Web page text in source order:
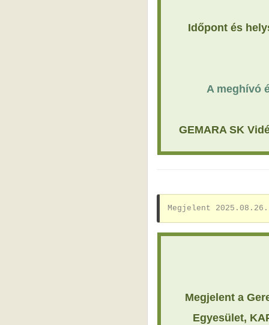
Időpont és
A meghívó
GEMARA SK
Megjelent 2025.08.26.
Megjelent a
Egyesület,